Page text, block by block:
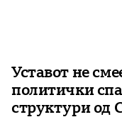
Уставот не
политички
структури од